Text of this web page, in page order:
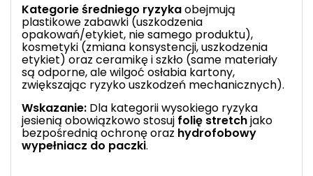
Kategorie średniego ryzykaobejmują
plastikowe zabawki (uszkodzenia
opakowań/etykiet, nie samego produktu),
kosmetyki (zmiana konsystencji, uszkodzenia
etykiet) oraz ceramikę i szkło (same materiały
są odporne, ale wilgoć osłabia kartony,
zwiększając ryzyko uszkodzeń mechanicznych).
Wskazanie: Dla kategorii wysokiego ryzyka
jesienią obowiązkowo stosuj folię stretchjako
bezpośrednią ochronę oraz hydrofobowy
wypełniacz do paczki.